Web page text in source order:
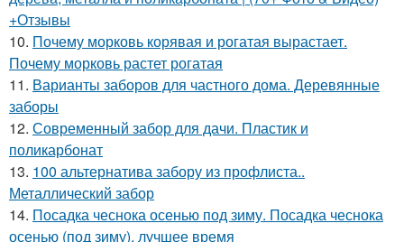
+Отзывы
10. Почему морковь корявая и рогатая вырастает.
Почему морковь растет рогатая
11. Варианты заборов для частного дома. Деревянные
заборы
12. Современный забор для дачи. Пластик и
поликарбонат
13. 100 альтернатива забору из профлиста..
Металлический забор
14. Посадка чеснока осенью под зиму. Посадка чеснока
осенью (под зиму), лучшее время